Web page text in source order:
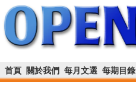
首頁 關於我們 每月文選 每期目錄